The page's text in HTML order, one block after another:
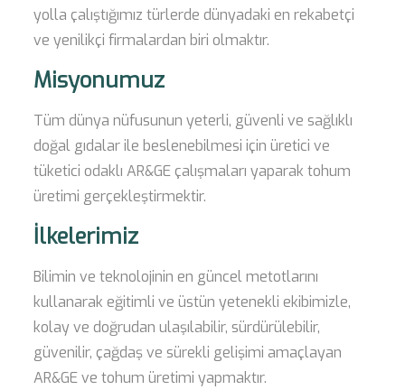
yolla çalıştığımız türlerde dünyadaki en rekabetçi
ve yenilikçi firmalardan biri olmaktır.
Misyonumuz
Tüm dünya nüfusunun yeterli, güvenli ve sağlıklı
doğal gıdalar ile beslenebilmesi için üretici ve
tüketici odaklı AR&GE çalışmaları yaparak tohum
üretimi gerçekleştirmektir.
İlkelerimiz
Bilimin ve teknolojinin en güncel metotlarını
kullanarak eğitimli ve üstün yetenekli ekibimizle,
kolay ve doğrudan ulaşılabilir, sürdürülebilir,
güvenilir, çağdaş ve sürekli gelişimi amaçlayan
AR&GE ve tohum üretimi yapmaktır.